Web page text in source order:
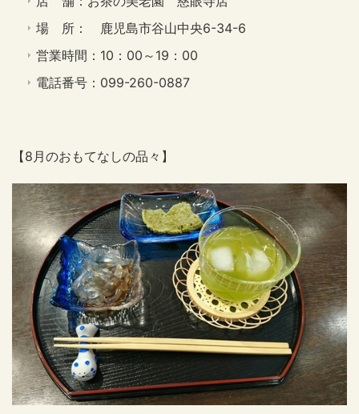
場 所： 鹿児島市谷山中央6-34-6
営業時間：10：00～19：00
電話番号：099-260-0887
【8月のおもてなしの品々】